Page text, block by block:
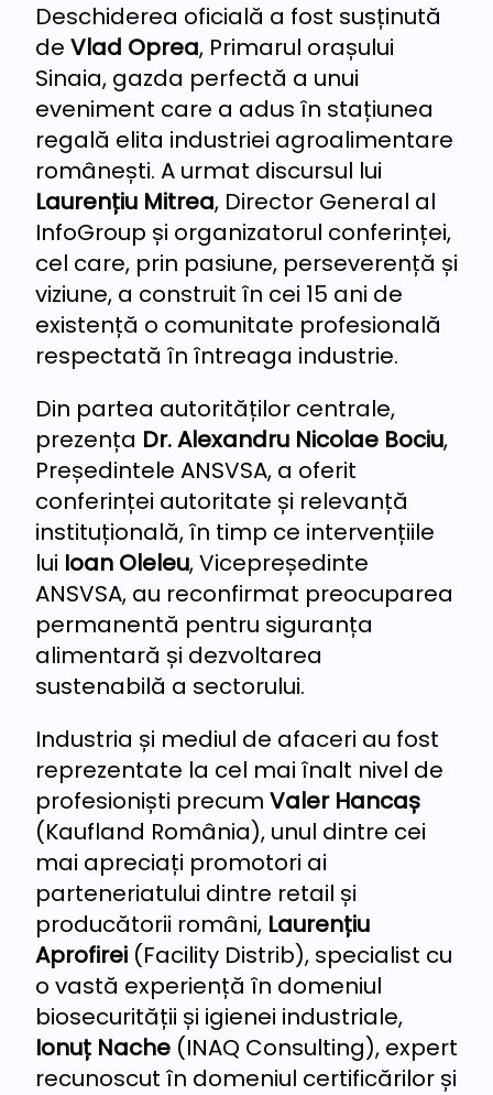
Deschiderea oficială a fost susținută
de Vlad Oprea, Primarul orașului
Sinaia, gazda perfectă a unui
eveniment care a adus în stațiunea
regală elita industriei agroalimentare
românești. A urmat discursul lui
Laurențiu Mitrea, Director General al
InfoGroup și organizatorul conferinței,
cel care, prin pasiune, perseverență și
viziune, a construit în cei 15 ani de
existență o comunitate profesională
respectată în întreaga industrie.
Din partea autorităților centrale,
prezența Dr. Alexandru Nicolae Bociu,
Președintele ANSVSA, a oferit
conferinței autoritate și relevanță
instituțională, în timp ce intervențiile
lui Ioan Oleleu, Vicepreședinte
ANSVSA, au reconfirmat preocuparea
permanentă pentru siguranța
alimentară și dezvoltarea
sustenabilă a sectorului.
Industria și mediul de afaceri au fost
reprezentate la cel mai înalt nivel de
profesioniști precum Valer Hancaș
(Kaufland România), unul dintre cei
mai apreciați promotori ai
parteneriatului dintre retail și
producătorii români, Laurențiu
Aprofirei (Facility Distrib), specialist cu
o vastă experiență în domeniul
biosecurității și igienei industriale,
Ionuț Nache (INAQ Consulting), expert
recunoscut în domeniul certificărilor și